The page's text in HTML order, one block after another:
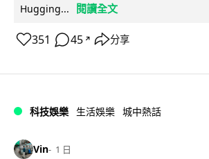
Hugging...
閱讀全文
351 45 ↗ 分享
科技娛樂 生活娛樂 城中熱話
Vin 1 日